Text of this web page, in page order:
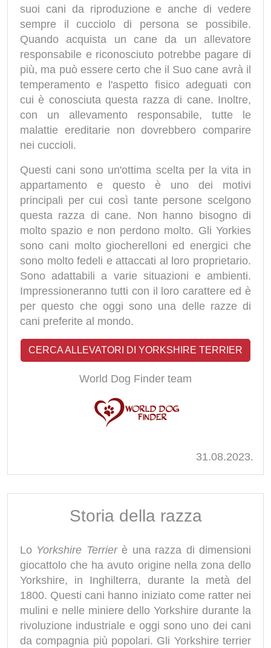
suoi cani da riproduzione e anche di vedere
sempre il cucciolo di persona se possibile.
Quando acquista un cane da un allevatore
responsabile e riconosciuto potrebbe pagare di
più, ma può essere certo che il Suo cane avrà il
temperamento e l'aspetto fisico adeguati con
cui è conosciuta questa razza di cane. Inoltre,
con un allevamento responsabile, tutte le
malattie ereditarie non dovrebbero comparire
nei cuccioli.
Questi cani sono un'ottima scelta per la vita in
appartamento e questo è uno dei motivi
principali per cui così tante persone scelgono
questa razza di cane. Non hanno bisogno di
molto spazio e non perdono molto. Gli Yorkies
sono cani molto giocherelloni ed energici che
sono molto fedeli e attaccati al loro proprietario.
Sono adattabili a varie situazioni e ambienti.
Impressioneranno tutti con il loro carattere ed è
per questo che oggi sono una delle razze di
cani preferite al mondo.
CERCA ALLEVATORI DI YORKSHIRE TERRIER
World Dog Finder team
31.08.2023.
Storia della razza
Lo Yorkshire Terrierè una razza di dimensioni
giocattolo che ha avuto origine nella zona dello
Yorkshire, in Inghilterra, durante la metà del
1800. Questi cani hanno iniziato come ratter nei
mulini e nelle miniere dello Yorkshire durante la
rivoluzione industriale e oggi sono uno dei cani
da compagnia più popolari. Gli Yorkshire terrier